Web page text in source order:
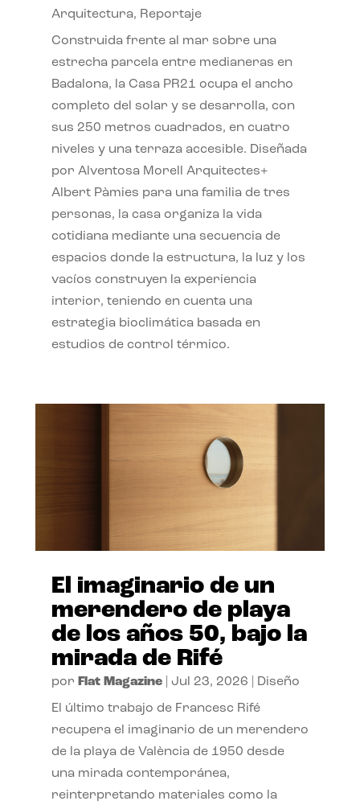
Arquitectura, Reportaje
Construida frente al mar sobre una
estrecha parcela entre medianeras en
Badalona, la Casa PR21 ocupa el ancho
completo del solar y se desarrolla, con
sus 250 metros cuadrados, en cuatro
niveles y una terraza accesible. Diseñada
por Alventosa Morell Arquitectes+
Albert Pàmies para una familia de tres
personas, la casa organiza la vida
cotidiana mediante una secuencia de
espacios donde la estructura, la luz y los
vacíos construyen la experiencia
interior, teniendo en cuenta una
estrategia bioclimática basada en
estudios de control térmico.
El imaginario de un
merendero de playa
de los años 50, bajo la
mirada de Rifé
por Flat Magazine| Jul 23, 2026 Diseño
El último trabajo de Francesc Rifé
recupera el imaginario de un merendero
de la playa de València de 1950 desde
una mirada contemporánea,
reinterpretando materiales como la